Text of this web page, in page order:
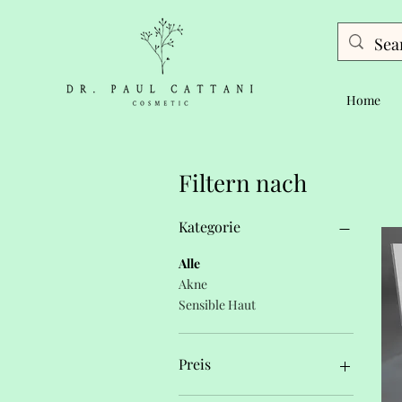
Home
Filtern nach
Kategorie
Alle
Akne
Sensible Haut
Preis